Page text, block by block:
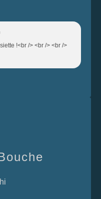
!<br /> <br /> <br />